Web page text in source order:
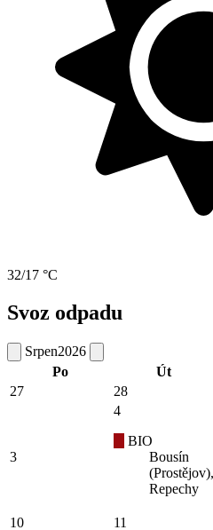
32/17 °C
Svoz odpadu
Srpen2026
Po
Út
27
28
3
4
BIO
Bousín
(Prostějov),
Repechy
10
11